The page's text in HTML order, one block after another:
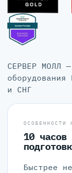
СЕРВЕР МОЛЛ
и СНГ
ОСОБЕННОСТИ
10 часов
Быстрее